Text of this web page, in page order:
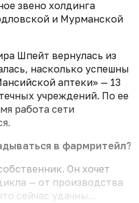
звено холдинга
и Мурманской
Шпейт вернулась из
насколько успешны
аптеки» — 13
учреждений. По ее
работа сети
в фармритейл?
Он хочет
— от производства
сейчас удачны...